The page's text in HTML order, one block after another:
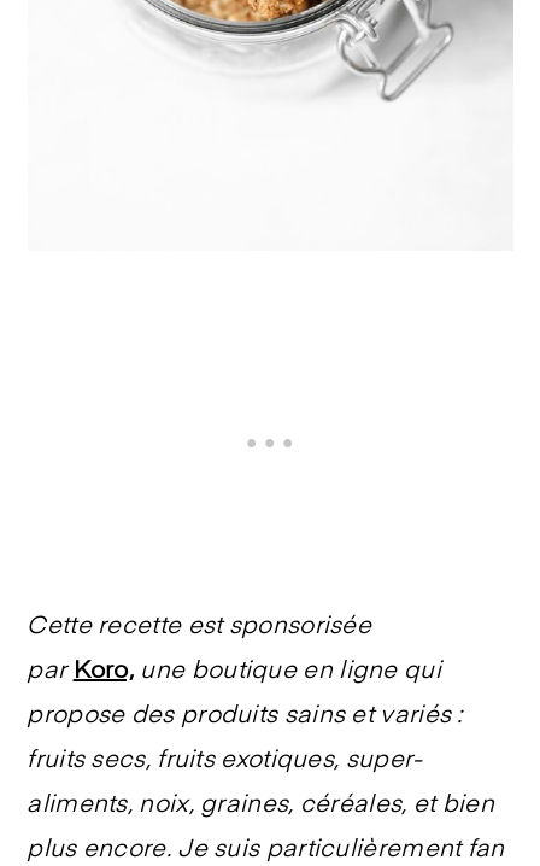
Cette recette est sponsorisée
par Koro, une boutique en ligne qui
propose des produits sains et variés :
fruits secs, fruits exotiques, super-
aliments, noix, graines, céréales, et bien
plus encore. Je suis particulièrement fan